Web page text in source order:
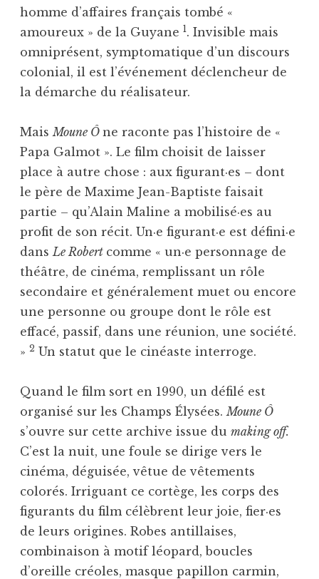
homme d’affaires français tombé «
amoureux » de la Guyane 1. Invisible mais
omniprésent, symptomatique d’un discours
colonial, il est l’événement déclencheur de
la démarche du réalisateur.
Mais Moune Ô ne raconte pas l’histoire de «
Papa Galmot ». Le film choisit de laisser
place à autre chose : aux figurant·es – dont
le père de Maxime Jean-Baptiste faisait
partie – qu’Alain Maline a mobilisé·es au
profit de son récit. Un·e figurant·e est défini·e
dans Le Robert comme « un·e personnage de
théâtre, de cinéma, remplissant un rôle
secondaire et généralement muet ou encore
une personne ou groupe dont le rôle est
effacé, passif, dans une réunion, une société.
» 2 Un statut que le cinéaste interroge.
Quand le film sort en 1990, un défilé est
organisé sur les Champs Élysées. Moune Ô
s’ouvre sur cette archive issue du making off.
C’est la nuit, une foule se dirige vers le
cinéma, déguisée, vêtue de vêtements
colorés. Irriguant ce cortège, les corps des
figurants du film célèbrent leur joie, fier·es
de leurs origines. Robes antillaises,
combinaison à motif léopard, boucles
d’oreille créoles, masque papillon carmin,